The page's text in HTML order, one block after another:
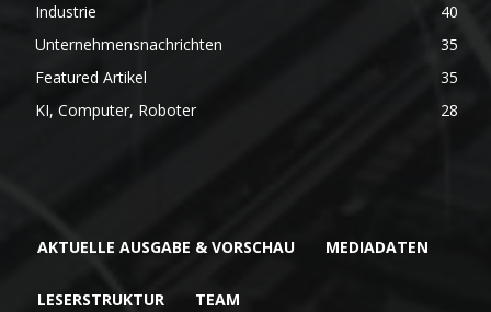
Industrie
40
Unternehmensnachrichten
35
Featured Artikel
35
KI, Computer, Roboter
28
AKTUELLE AUSGABE & VORSCHAU MEDIADATEN
LESERSTRUKTUR TEAM